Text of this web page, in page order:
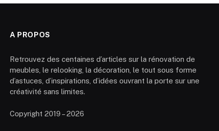
A PROPOS
Retrouvez des centaines d’articles sur la rénovation de
meubles, le relooking, la décoration, le tout sous forme
d’astuces, d’inspirations, d’idées ouvrant la porte sur une
créativité sans limites.
Copyright 2019 – 2026